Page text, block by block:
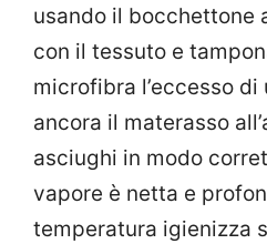
usando il bocchettone
con il tessuto e
microfibra l’eccesso
ancora il materasso
asciughi in modo
vapore è netta e
temperatura igienizza